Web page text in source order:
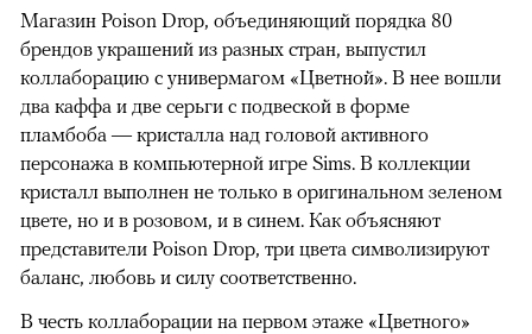
Магазин Poison Drop, объединяющий порядка 80
брендов украшений из разных стран, выпустил
коллаборацию с универмагом «Цветной». В нее вошли
два каффа и две серьги с подвеской в форме
пламбоба — кристалла над головой активного
персонажа в компьютерной игре Sims. В коллекции
кристалл выполнен не только в оригинальном зеленом
цвете, но и в розовом, и в синем. Как объясняют
представители Poison Drop, три цвета символизируют
баланс, любовь и силу соответственно.
В честь коллаборации на первом этаже «Цветного»